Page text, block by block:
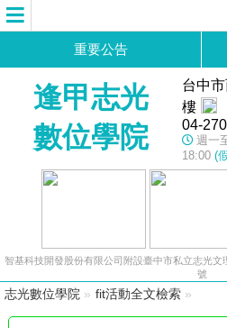
重要公告
逢甲志光
數位學院
台中
樓
04-
週一
18:00 (
智基科技開發股份有限公司附設臺中市私立志光
號
志光數位學院 » fit活動全文檢索 »